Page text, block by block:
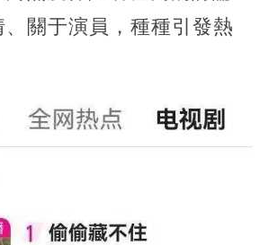
、關于演員，種種引發熱